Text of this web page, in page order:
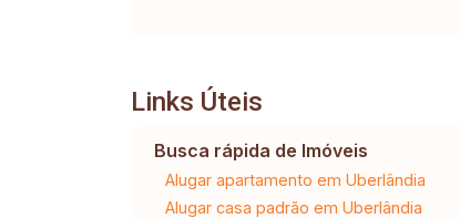
Links Úteis
Busca rápida de Imóveis
Alugar apartamento em Uberlândia
Alugar casa padrão em Uberlândia